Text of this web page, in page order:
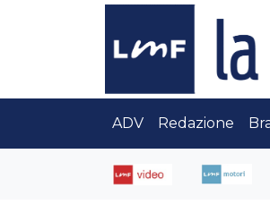
ADV Redazione